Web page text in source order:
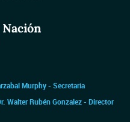
Murphy - Secretaria
Walter Rubén Gonzalez - Director